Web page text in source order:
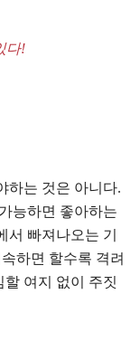
다!
하는 것은 아니다.
능하면 좋아하는
빠져나오는 기
하면 할수록 격려
여지 없이 주짓